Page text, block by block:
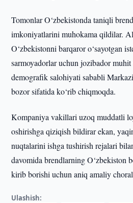
Tomonlar O‘zbekistonda taniqli
imkoniyatlarini muhokama qildilar.
O‘zbekistonni barqaror o‘sayotgan
sarmoyadorlar uchun jozibador
demografik salohiyati sababli
bozor sifatida ko‘rib chiqmoqda.
Kompaniya vakillari uzoq muddatli
oshirishga qiziqish bildirar ekan,
nuqtalarini ishga tushirish rejalari
davomida brendlarning O‘zbekiston
kirib borishi uchun aniq amaliy
Ulashish: